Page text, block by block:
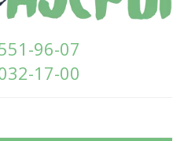
96-07
17-00